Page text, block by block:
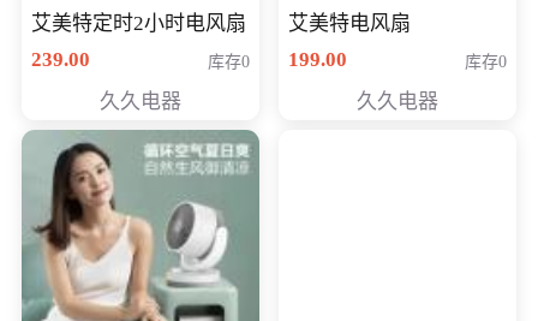
艾美特定时2小时电风扇
239.00
库存0
久久电器
艾美特电风扇
199.00
库存0
久久电器